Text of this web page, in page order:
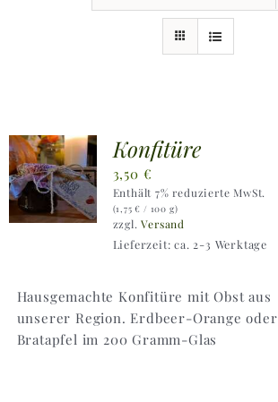
Restaurant
Anfahrt + Kontakt
Konfitüre
3,50 €
Enthält 7% reduzierte MwSt.
(1,75€ / 100 g)
zzgl.Versand
Lieferzeit: ca. 2-3 Werktage
Hausgemachte Konfitüre mit Obst aus
unserer Region. Erdbeer-Orange oder
Bratapfel im 200 Gramm-Glas